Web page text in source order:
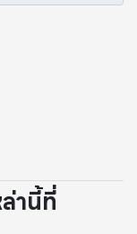
านี้ที่